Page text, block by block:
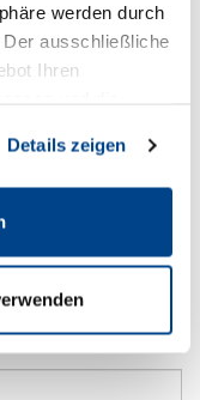
werden durch
ausschließliche
Ihren
Details zeigen